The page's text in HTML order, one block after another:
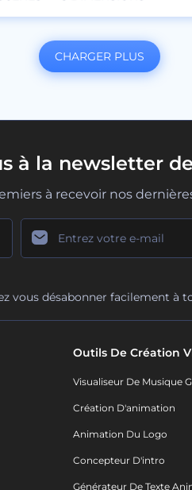
CHARGER PLUS
à la newsletter
à recevoir nos
vous désabonner facilement à
Outils De Création
Visualiseur De Musique
Création D'animation
Animation Du Logo
Concepteur D'intro
Générateur De Texte